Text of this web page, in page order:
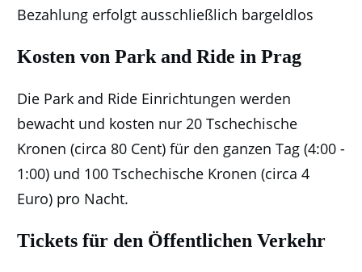
Bezahlung erfolgt ausschließlich bargeldlos
Kosten von Park and Ride in Prag
Die Park and Ride Einrichtungen werden
bewacht und kosten nur 20 Tschechische
Kronen (circa 80 Cent) für den ganzen Tag (4:00 -
1:00) und 100 Tschechische Kronen (circa 4
Euro) pro Nacht.
Tickets für den Öffentlichen Verkehr